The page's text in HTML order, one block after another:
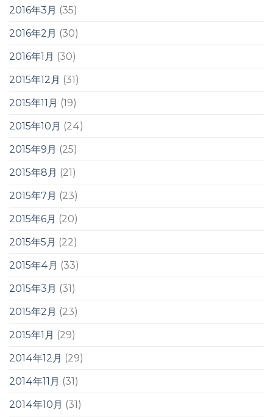
2016年3月 (35)
2016年2月 (30)
2016年1月 (30)
2015年12月 (31)
2015年11月 (19)
2015年10月 (24)
2015年9月 (25)
2015年8月 (21)
2015年7月 (23)
2015年6月 (20)
2015年5月 (22)
2015年4月 (33)
2015年3月 (31)
2015年2月 (23)
2015年1月 (29)
2014年12月 (29)
2014年11月 (31)
2014年10月 (31)